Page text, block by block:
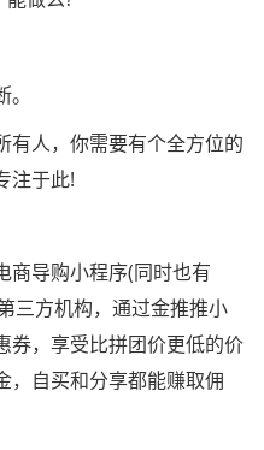
人，你需要有个全方位的
注于此!
导购小程序(同时也有
三方机构，通过金推推小
券，享受比拼团价更低的价
，自买和分享都能赚取佣